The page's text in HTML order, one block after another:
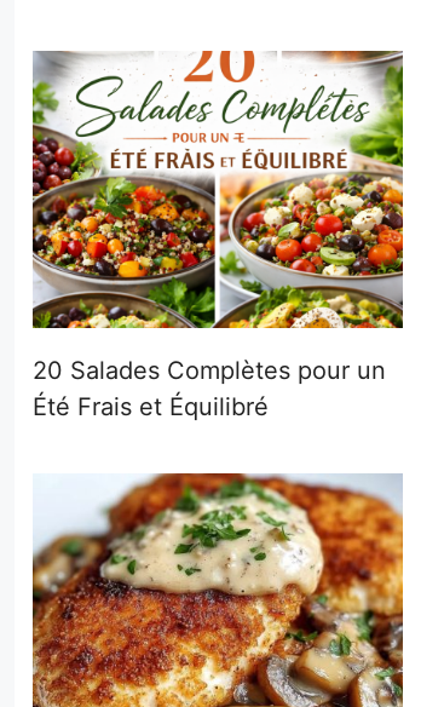
20 Salades Complètes pour un
Été Frais et Équilibré